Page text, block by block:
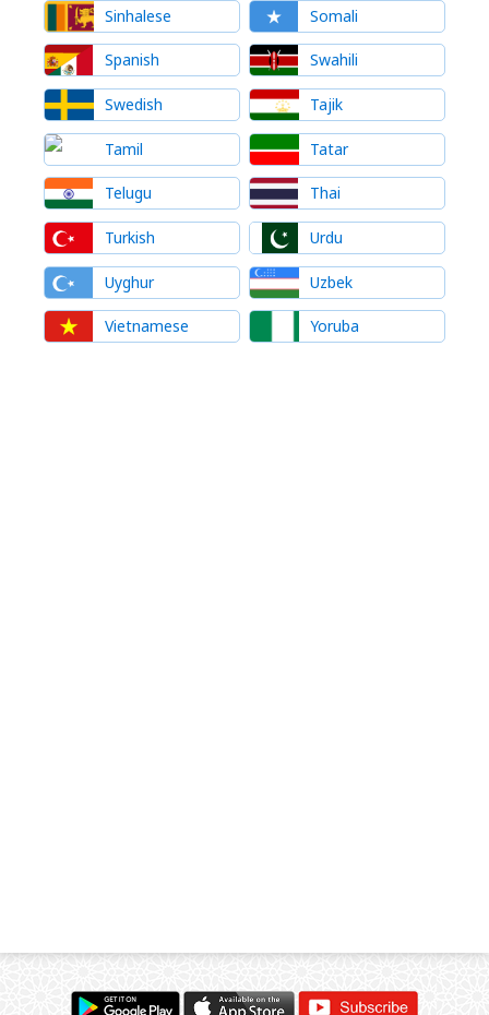
Sinhalese Somali
Spanish Swahili
Swedish Tajik
Tamil Tatar
Telugu Thai
Turkish Urdu
Uyghur Uzbek
Vietnamese Yoruba